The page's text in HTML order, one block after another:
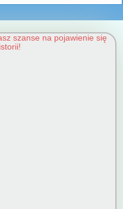
szanse na pojawienie się